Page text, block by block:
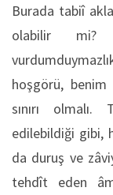
Burada tabiî
olabilir mi?
hoşgörü, benim
sınırı olmalı.
edilebildiği gibi,
da duruş ve
tehdît eden